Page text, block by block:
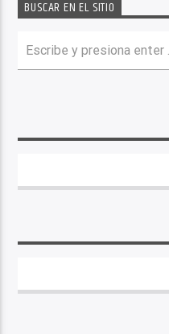
BUSCAR EN EL SITIO